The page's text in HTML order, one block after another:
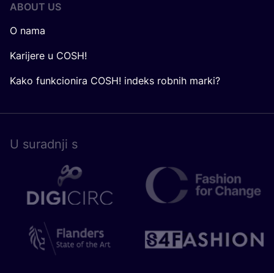
ABOUT US
O nama
Karijere u COSH!
Kako funkcionira COSH! indeks robnih marki?
U surad­nji s